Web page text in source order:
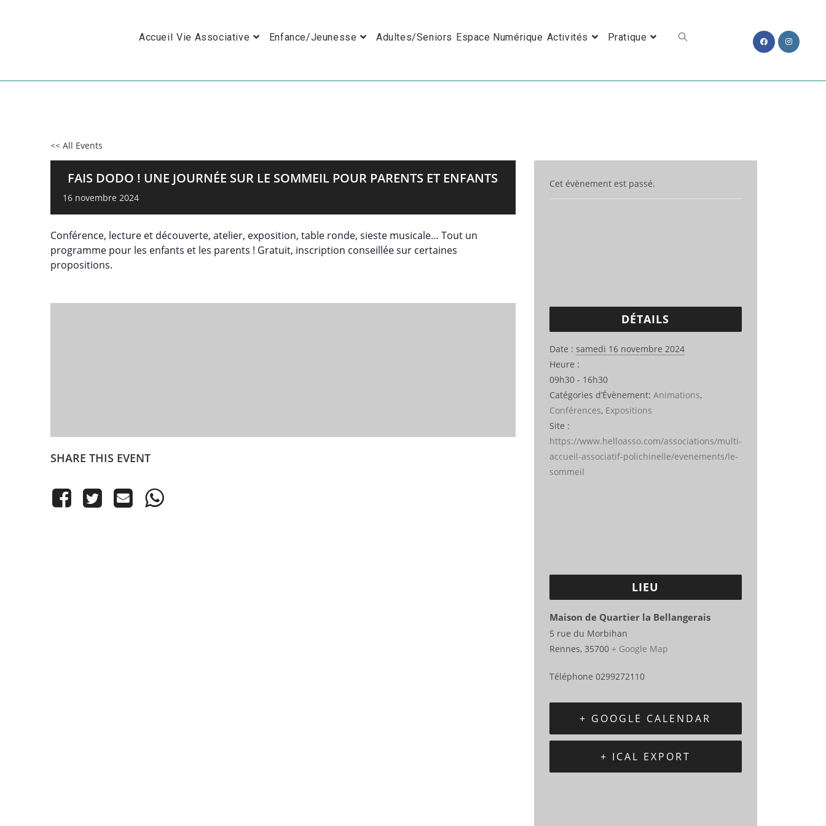
Accueil Vie Associative Enfance/Jeunesse Adultes/Seniors Espace Numérique Activités Pratique
Toggle Website Search
<< All Events
FAIS DODO ! UNE JOURNÉE SUR LE SOMMEIL POUR PARENTS ET ENFANTS
16 novembre 2024
Conférence, lecture et découverte, atelier, exposition, table ronde, sieste musicale… Tout un
programme pour les enfants et les parents ! Gratuit, inscription conseillée sur certaines
propositions.
SHARE THIS EVENT
Cet évènement est passé.
DÉTAILS
Date : samedi 16 novembre 2024
Heure :
09h30 - 16h30
Catégories d’Évènement: Animations,
Conférences, Expositions
Site :
https://www.helloasso.com/associations/multi-
accueil-associatif-polichinelle/evenements/le-
sommeil
LIEU
Maison de Quartier la Bellangerais
5 rue du Morbihan
Rennes, 35700 + Google Map
Téléphone 0299272110
+ GOOGLE CALENDAR
+ ICAL EXPORT